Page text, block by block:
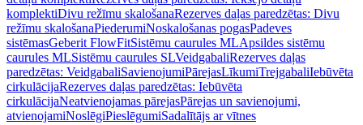
komplektiDivu režīmu skalošanaRezerves daļas paredzētas: Divu
režīmu skalošanaPiederumiNoskalošanas pogasPadeves
sistēmasGeberit FlowFitSistēmu caurules MLApsildes sistēmu
caurules MLSistēmu caurules SLVeidgabaliRezerves daļas
paredzētas: VeidgabaliSavienojumiPārejasLīkumiTrejgabaliIebūvēta
cirkulācijaRezerves daļas paredzētas: Iebūvēta
cirkulācijaNeatvienojamas pārejasPārejas un savienojumi,
atvienojamiNoslēgiPieslēgumiSadalītājs ar vītnes